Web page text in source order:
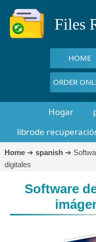
Files
HOME
ORDER
Hogar
librode
Home➔ spanish➔
digitales
Software